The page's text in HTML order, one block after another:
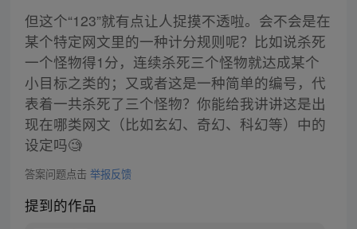
但这个“123”就有点让人捉摸不透啦。会不会是在
某个特定网文里的一种计分规则呢？比如说杀死
一个怪物得1分，连续杀死三个怪物就达成某个
小目标之类的；又或者这是一种简单的编号，代
表着一共杀死了三个怪物？你能给我讲讲这是出
现在哪类网文（比如玄幻、奇幻、科幻等）中的
设定吗🧐
答案问题点击 举报反馈
提到的作品